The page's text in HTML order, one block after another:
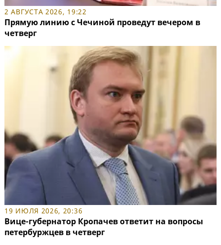
2 АВГУСТА 2026, 19:22
Прямую линию с Чечиной проведут вечером в
четверг
19 ИЮЛЯ 2026, 20:36
Вице-губернатор Кропачев ответит на вопросы
петербуржцев в четверг